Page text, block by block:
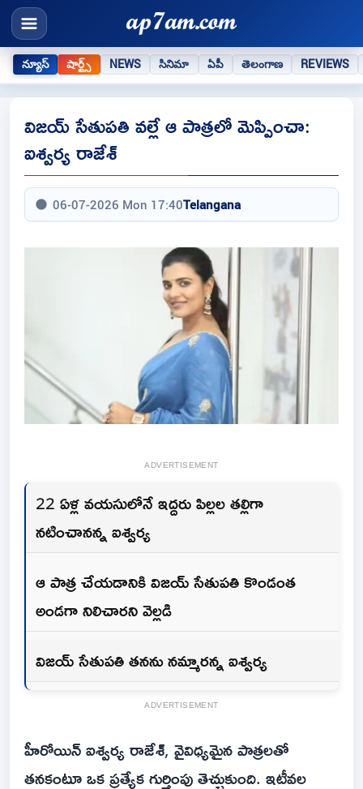
న్యూస్ షార్ట్స్ NEWS సినిమా ఏపీ తెలంగాణ REVIEWS
విజయ్ సేతుపతి వల్లే ఆ పాత్రలో మెప్పించా:
ఐశ్వర్య రాజేశ్
06-07-2026 Mon 17:40Telangana
ADVERTISEMENT
22 ఏళ్ల వయసులోనే ఇద్దరు పిల్లల తల్లిగా
నటించానన్న ఐశ్వర్య
ఆ పాత్ర చేయడానికి విజయ్ సేతుపతి కొండంత
అండగా నిలిచారని వెల్లడి
విజయ్ సేతుపతి తనను నమ్మారన్న ఐశ్వర్య
ADVERTISEMENT
హీరోయిన్ ఐశ్వర్య రాజేశ్, వైవిధ్యమైన పాత్రలతో
తనకంటూ ఒక ప్రత్యేక గుర్తింపు తెచ్చుకుంది. ఇటీవల